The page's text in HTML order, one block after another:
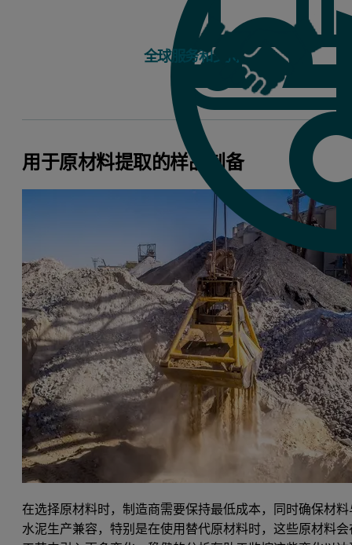
全球服务和支持
用于原材料提取的样品制备
在选择原材料时，制造商需要保持最低成本，同时确保材料
水泥生产兼容，特别是在使用替代原材料时，这些原材料会